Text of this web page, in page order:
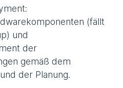
(fällt
und
der
gemäß dem
der Planung.